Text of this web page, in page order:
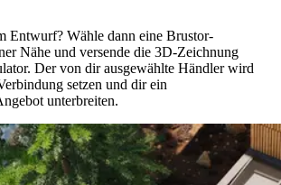
Entwurf? Wähle dann eine Brustor-
Nähe und versende die 3D-Zeichnung
Der von dir ausgewählte Händler wird
setzen und dir ein
unterbreiten.